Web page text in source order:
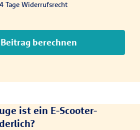
Tage Widerrufsrecht
berechnen
ist ein E-Scooter-